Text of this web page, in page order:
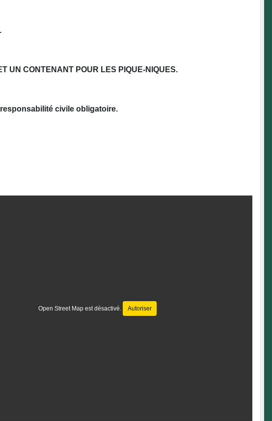
UN CONTENANT POUR LES PIQUE-NIQUES.
civile obligatoire.
Open Street Map est désactivé. Autoriser